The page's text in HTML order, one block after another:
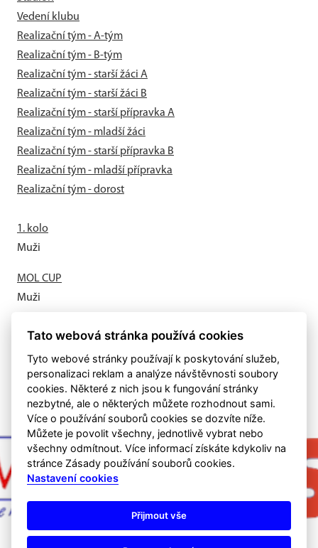
Vedení klubu
Realizační tým - A-tým
Realizační tým - B-tým
Realizační tým - starší žáci A
Realizační tým - starší žáci B
Realizační tým - starší přípravka A
Realizační tým - mladší žáci
Realizační tým - starší přípravka B
Realizační tým - mladší přípravka
Realizační tým - dorost
1. kolo
Muži
MOL CUP
Muži
Letní příprava odstartovala
Tato webová stránka používá cookies
Tyto webové stránky používají k poskytování služeb,
personalizaci reklam a analýze návštěvnosti soubory
cookies. Některé z nich jsou k fungování stránky
nezbytné, ale o některých můžete rozhodnout sami.
Více o používání souborů cookies se dozvíte níže.
Můžete je povolit všechny, jednotlivě vybrat nebo
všechny odmítnout. Více informací získáte kdykoliv na
stránce Zásady používání souborů cookies.
Nastavení cookies
Přijmout vše